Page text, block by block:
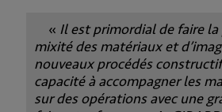
« Il est primordial de faire
mixité des matériaux et
nouveaux procédés
capacité à accompagner les
sur des opérations avec une